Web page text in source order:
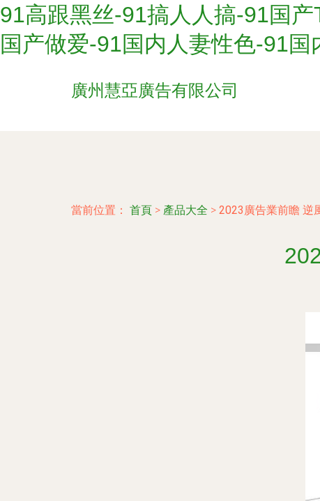
91高跟黑丝-91搞人人搞-91国
国产做爱-91国内人妻性色-91
廣州慧亞廣告有限公司
當前位置： 首頁 > 產品大全 > 2023廣告業前瞻 逆